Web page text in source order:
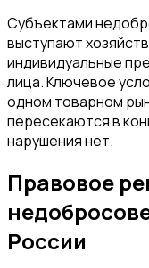
Субъектами
выступают
индивидуальные
лица. Ключевое
одном товарном
пересекаются в
нарушения нет.
Правовое
России